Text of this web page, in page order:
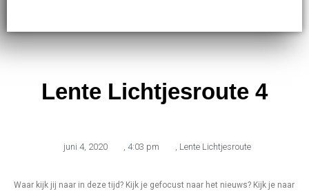
Lente Lichtjesroute 4
juni 4, 2020 4:03 pm Lente Lichtjesroute
Waar kijk jij naar in deze tijd? Kijk je gefocust naar het nieuws? Kijk je naar